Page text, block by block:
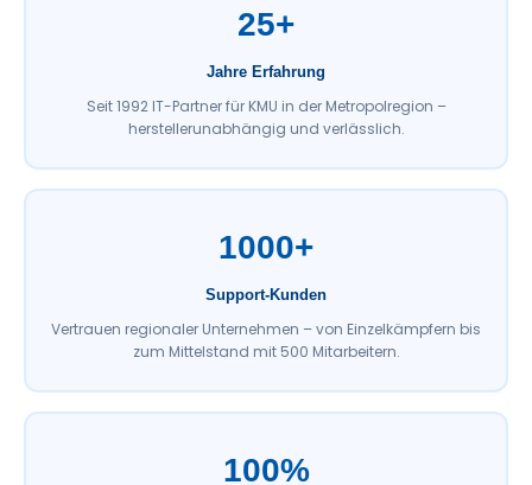
25+
Jahre Erfahrung
Seit 1992 IT-Partner für KMU in der Metropolregion –
herstellerunabhängig und verlässlich.
1000+
Support-Kunden
Vertrauen regionaler Unternehmen – von Einzelkämpfern bis
zum Mittelstand mit 500 Mitarbeitern.
100%